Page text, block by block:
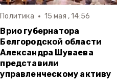
Политика 15 мая , 14:56
Врио губернатора
Белгородской области
Александра Шуваева
представили
управленческому активу